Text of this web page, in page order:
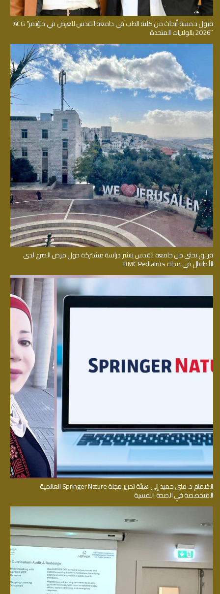
قبول خمسة أبحاث من كلية الطب في جامعة القدس للعرض في مؤتمر” ACG
2026″ بالولايات المتحدة
فريق بحثي من جامعة القدس ينشر دراسة مشتركة حول مرض الصرع لدى
الأطفال في مجلة BMC Pediatrics
انضمام د. منى حميد إلى هيئة تحرير مجلة Springer Nature العالمية
المتخصصة في الصحة النفسية